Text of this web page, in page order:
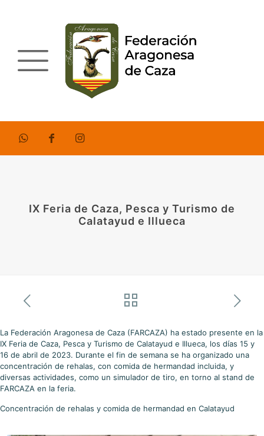
IX Feria de Caza, Pesca y Turismo de
Calatayud e Illueca
La Federación Aragonesa de Caza (FARCAZA) ha estado presente en la
IX Feria de Caza, Pesca y Turismo de Calatayud e Illueca, los días 15 y
16 de abril de 2023. Durante el fin de semana se ha organizado una
concentración de rehalas, con comida de hermandad incluida, y
diversas actividades, como un simulador de tiro, en torno al stand de
FARCAZA en la feria.
Concentración de rehalas y comida de hermandad en Calatayud